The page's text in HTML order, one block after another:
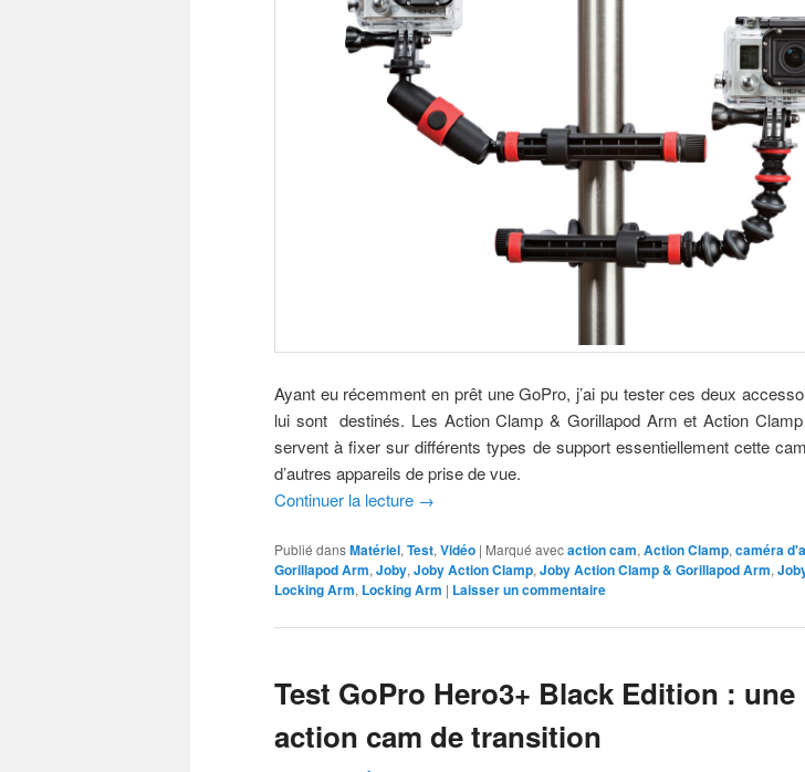
Ayant eu récemment en prêt une GoPro, j’ai pu tester ces deux
lui sont destinés. Les Action Clamp & Gorillapod Arm et Action
servent à fixer sur différents types de support essentiellement cette
d’autres appareils de prise de vue.
Continuer la lecture →
Publié dansMatériel, Test, Vidéo | Marqué avecaction cam, Action Clamp, caméra
Gorillapod Arm, Joby, Joby Action Clamp, Joby Action Clamp & Gorillapod Arm,
Locking Arm, Locking Arm | Laisser un commentaire
Test GoPro Hero3+ Black Edition : une
action cam de transition